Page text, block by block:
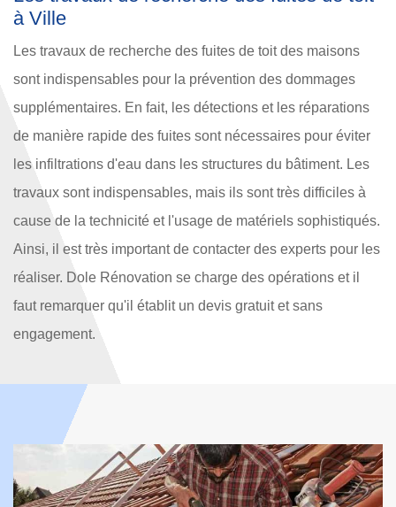
à Ville
Les travaux de recherche des fuites de toit des maisons
sont indispensables pour la prévention des dommages
supplémentaires. En fait, les détections et les réparations
de manière rapide des fuites sont nécessaires pour éviter
les infiltrations d'eau dans les structures du bâtiment. Les
travaux sont indispensables, mais ils sont très difficiles à
cause de la technicité et l'usage de matériels sophistiqués.
Ainsi, il est très important de contacter des experts pour les
réaliser. Dole Rénovation se charge des opérations et il
faut remarquer qu'il établit un devis gratuit et sans
engagement.